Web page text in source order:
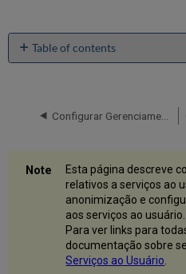
Table of contents
Configurar
Anonimização
Seleção
de
Tipos
de
Esta página descreve
relativos a serviços ao
anonimização e
aos serviços ao usuário.
Para ver links para
documentação sobre
Serviços ao Usuário.